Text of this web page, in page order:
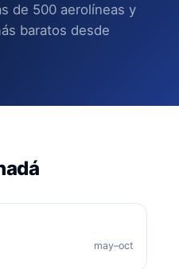
de 500 aerolíneas y
baratos desde
may–oct